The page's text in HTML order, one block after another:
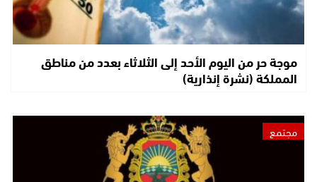
موجة حر من اليوم الأحد إلى الثلاثاء بعدد من مناطق
المملكة (نشرة إنذارية)
مجتمع